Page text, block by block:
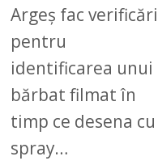
Argeș fac verificări
pentru
identificarea unui
bărbat filmat în
timp ce desena cu
spray…